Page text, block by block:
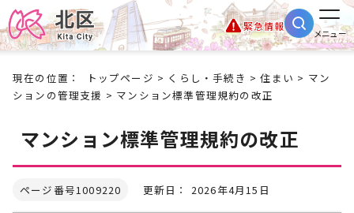
緊急情報
メニュー
現在の位置： トップページ > くらし・手続き >住まい > マン
ションの管理支援 > マンション標準管理規約の改正
マンション標準管理規約の改正
ページ番号1009220 更新日： 2026年4月15日